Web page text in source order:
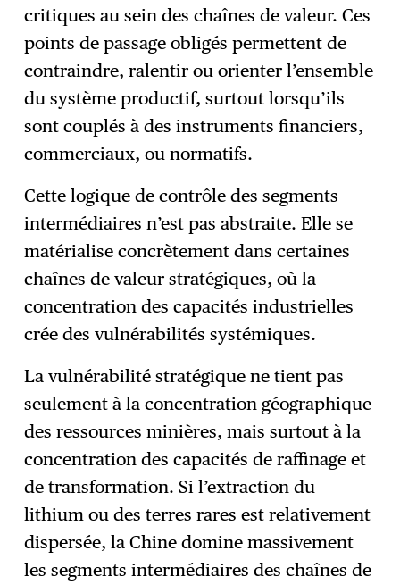
critiques au sein des chaînes de valeur. Ces
points de passage obligés permettent de
contraindre, ralentir ou orienter l’ensemble
du système productif, surtout lorsqu’ils
sont couplés à des instruments financiers,
commerciaux, ou normatifs.
Cette logique de contrôle des segments
intermédiaires n’est pas abstraite. Elle se
matérialise concrètement dans certaines
chaînes de valeur stratégiques, où la
concentration des capacités industrielles
crée des vulnérabilités systémiques.
La vulnérabilité stratégique ne tient pas
seulement à la concentration géographique
des ressources minières, mais surtout à la
concentration des capacités de raffinage et
de transformation. Si l’extraction du
lithium ou des terres rares est relativement
dispersée, la Chine domine massivement
les segments intermédiaires des chaînes de